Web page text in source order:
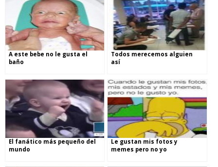
A este bebe no le gusta el
baño
Todos merecemos alguien
así
El fanático más pequeño del
mundo
Le gustan mis fotos y
memes pero no yo